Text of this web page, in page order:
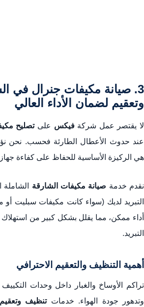
3. صيانة مكيفات جنرال في
وتعقيم لضمان الأداء العالي
لا يقتصر عمل شركةفيكس علىتصليح
عند حدوث الأعطال الطارئة فحسب. نحن
هي الركيزة الأساسية للحفاظ على كفاءة
نقدم خدمة صيانة مكيفات الشارقة
التبريد لديك (سواء كانت مكيفات سبليت
أداء ممكن، مما يقلل بشكل كبير من
التبريد.
أهمية التنظيف والتعقيم الاحترافي
تراكم الأوساخ والغبار داخل وحدات
وتدهور جودة الهواء. خدماتتنظيف